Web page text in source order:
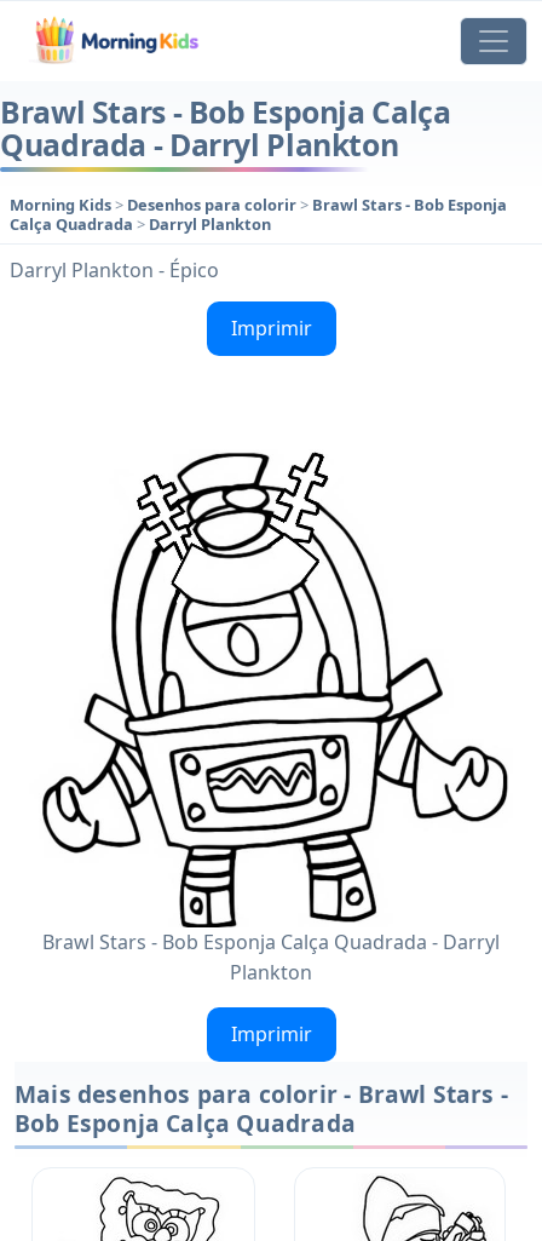
Brawl Stars - Bob Esponja Calça
Quadrada - Darryl Plankton
Morning Kids> Desenhos para colorir> Brawl Stars - Bob Esponja
Calça Quadrada > Darryl Plankton
Darryl Plankton - Épico
Imprimir
Brawl Stars - Bob Esponja Calça Quadrada - Darryl
Plankton
Imprimir
Mais desenhos para colorir - Brawl Stars -
Bob Esponja Calça Quadrada